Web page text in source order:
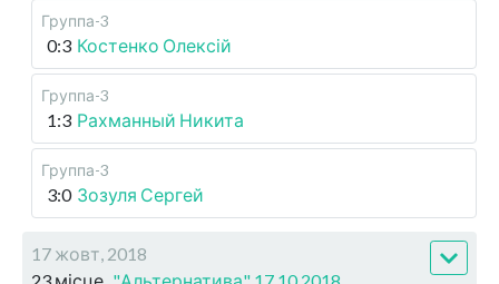
Группа-3
0:3 Костенко Олексій
Группа-3
1:3 Рахманный Никита
Группа-3
3:0 Зозуля Сергей
17 жовт, 2018